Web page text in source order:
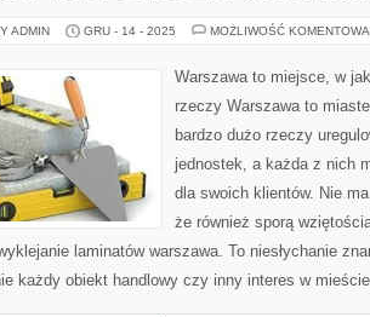
ADMIN GRU - 14 - 2025 MOŻLIWOŚĆ
Warszawa to miejsce, w
rzeczy Warszawa to
bardzo dużo rzeczy
jednostek, a każda z nich
dla swoich klientów. Nie
że również sporą
laminatów warszawa. To niesłychanie
każdy obiekt handlowy czy inny interes w